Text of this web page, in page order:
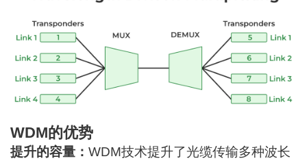
WDM的优势
提升的容量：WDM技术提升了光缆传输多种波长